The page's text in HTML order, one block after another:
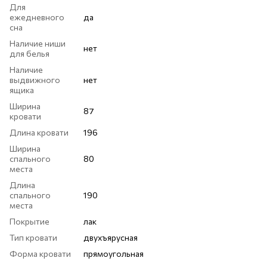
Для
ежедневного
сна
да
Наличие ниши
для белья
нет
Наличие
выдвижного
ящика
нет
Ширина
кровати
87
Длина кровати
196
Ширина
спального
места
80
Длина
спального
места
190
Покрытие
лак
Тип кровати
двухъярусная
Форма кровати
прямоугольная